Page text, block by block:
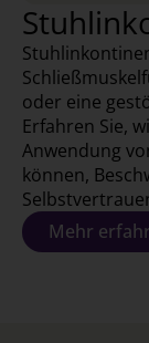
oder eine
Erfahren Sie,
Anwendung
können,
Mehr